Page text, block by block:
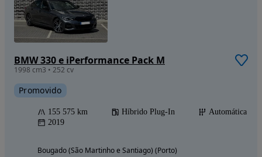
BMW 330 e iPerformance Pack M
1998 cm3 • 252 cv
Promovido
155 575 km Híbrido Plug-In
Automática
2019
Bougado (São Martinho e Santiago) (Porto)